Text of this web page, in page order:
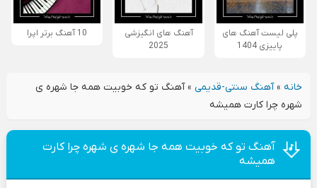
پلی لیست آهنگ های
پاییزی 1404
آهنگ های انگیزشی
2025
10 آهنگ برتر اپرا
خانه»آهنگ سنتی-قدیمی»آهنگ تو که خوبیت همه جا شهره ی
شهره چرا کارت همیشه
آهنگ تو که خوبیت همه جا شهره ی شهره چرا کارت
همیشه